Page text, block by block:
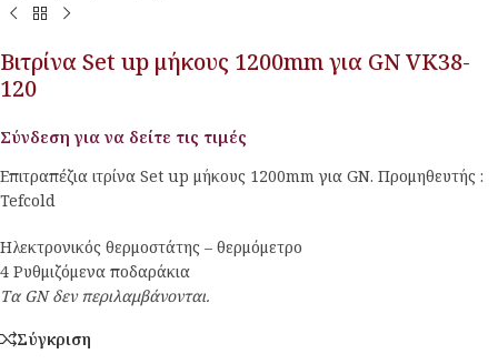
Βιτρίνα Set up μήκους 1200mm για GN VK38-
120
Σύνδεση για να δείτε τις τιμές
Επιτραπέζια ιτρίνα Set up μήκους 1200mm για GN. Προμηθευτής :
Tefcold
Ηλεκτρονικός θερμοστάτης – θερμόμετρο
4 Ρυθμιζόμενα ποδαράκια
Τα GN δεν περιλαμβάνονται.
Σύγκριση